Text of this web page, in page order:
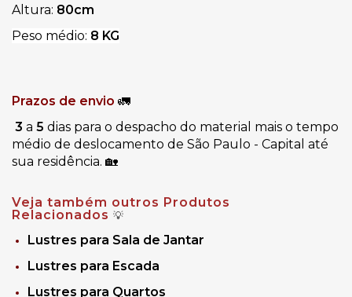
Altura: 80cm
Peso médio: 8 KG
Prazos de envio 🚛
3 a 5 dias para o despacho do material mais o tempo
médio de deslocamento de São Paulo - Capital até
sua residência. 🏡
Veja também outros Produtos
Relacionados 💡
Lustres para Sala de Jantar
Lustres para Escada
Lustres para Quartos